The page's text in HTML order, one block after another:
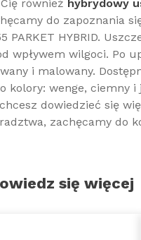
również hybrydowy
do zapoznania
PARKET HYBRID.
wpływem wilgoci. Po
i malowany.
kolory: wenge, ciemny i
dowiedzieć się
zachęcamy do
się więcej